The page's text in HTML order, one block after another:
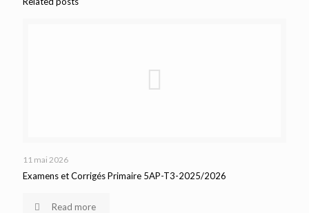
11 mai 2026
Examens et Corrigés Primaire 5AP-T3-2025/2026
Read more